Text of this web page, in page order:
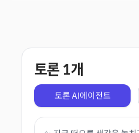
토론 1개
토론 AI에이전트